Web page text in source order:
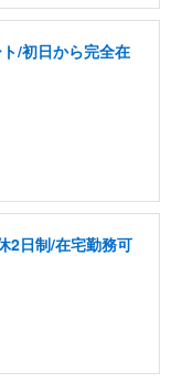
/初日から完全在
2日制/在宅勤務可